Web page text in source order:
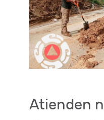
Atienden